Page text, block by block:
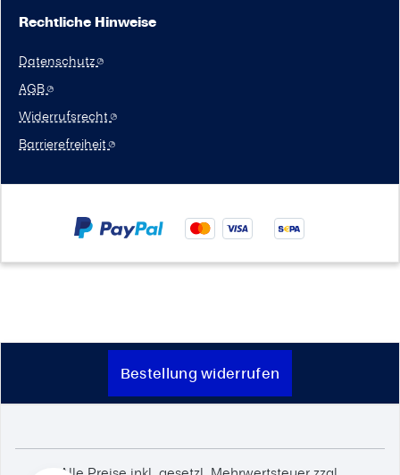
Rechtliche Hinweise
Datenschutz
AGB
Widerrufsrecht
Barrierefreiheit
Bestellung widerrufen